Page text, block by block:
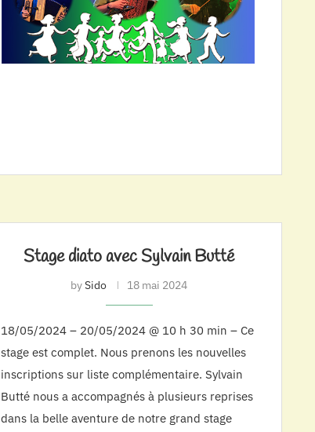
Stage diato avec Sylvain Butté
bySido 18 mai 2024
18/05/2024 – 20/05/2024 @ 10 h 30 min – Ce
stage est complet. Nous prenons les nouvelles
inscriptions sur liste complémentaire. Sylvain
Butté nous a accompagnés à plusieurs reprises
dans la belle aventure de notre grand stage